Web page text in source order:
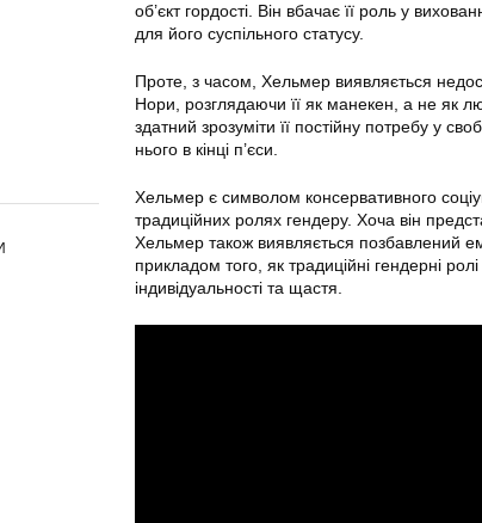
об’єкт гордості. Він вбачає її роль у
для його суспільного статусу.
Проте, з часом, Хельмер виявляється
Нори, розглядаючи її як манекен, а не як
здатний зрозуміти її постійну потребу у
нього в кінці п’єси.
Хельмер є символом консервативного
традиційних ролях гендеру. Хоча він
Хельмер також виявляється позбавлений
прикладом того, як традиційні гендерні
індивідуальності та щастя.